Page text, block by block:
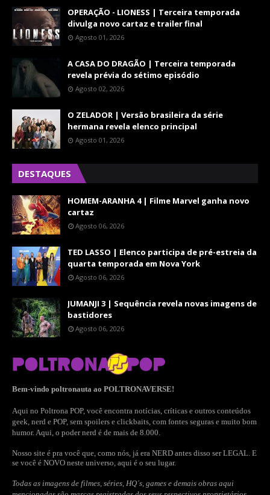
OPERAÇÃO - LIONESS | Terceira temporada
divulga novo cartaz e trailer final
Agosto 01, 2026
A CASA DO DRAGÃO | Terceira temporada
revela prévia do sétimo episódio
Agosto 02, 2026
O ZELADOR | Versão brasileira da série
hermana revela elenco principal
Agosto 01, 2026
DESTAQUES
HOMEM-ARANHA 4 | Filme Marvel ganha novo
cartaz
Agosto 06, 2026
TED LASSO | Elenco participa de pré-estreia da
quarta temporada em Nova York
Agosto 06, 2026
JUMANJI 3 | Sequência revela novas imagens de
bastidores
Agosto 06, 2026
Bem-vindo poltronauta ao POLTRONAVERSE!
Aqui no Poltrona POP, você encontra notícias, críticas e outros conteúdos
geek, nerd e POP, sem spoilers e clickbaits, com fontes seguras e muito bom
humor. Aqui, o poder nerd é de mais de 8.000.
Nosso site é pra você que, como nós, já era NERD antes disso ser LEGAL. E
se você é NOVO neste universo, aqui é o seu lugar.
Todas as imagens de filmes, séries, HQ´s, games e demais obras aqui